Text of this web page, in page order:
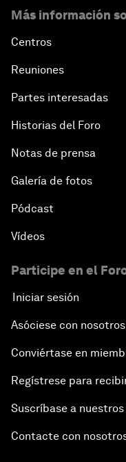
Más información
Centros
Reuniones
Partes interesadas
Historias del Foro
Notas de prensa
Galería de fotos
Pódcast
Vídeos
Participe en el
Iniciar sesión
Asóciese con nosotros
Conviértase en
Regístrese para
Suscríbase a
Contacte con